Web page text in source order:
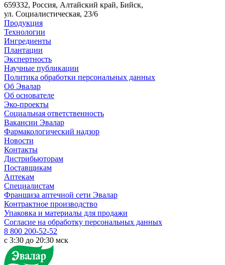
659332, Россия, Алтайский край, Бийск,
ул. Социалистическая, 23/6
Продукция
Технологии
Ингредиенты
Плантации
Экспертность
Научные публикации
Политика обработки персональных данных
Об Эвалар
Об основателе
Эко-проекты
Социальная ответственность
Вакансии Эвалар
Фармакологический надзор
Новости
Контакты
Дистрибьюторам
Поставщикам
Аптекам
Специалистам
Франшиза аптечной сети Эвалар
Контрактное производство
Упаковка и материалы для продажи
Согласие на обработку персональных данных
8 800 200-52-52
c 3:30 до 20:30 мск